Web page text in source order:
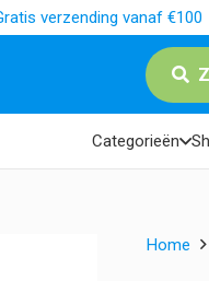
verzending vanaf €100
Categorieën
Home